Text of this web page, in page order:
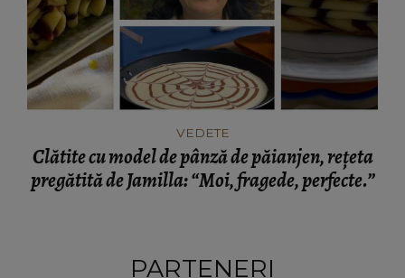
VEDETE
Clătite cu model de pânză de păianjen, rețeta
pregătită de Jamilla: “Moi, fragede, perfecte.”
PARTENERI